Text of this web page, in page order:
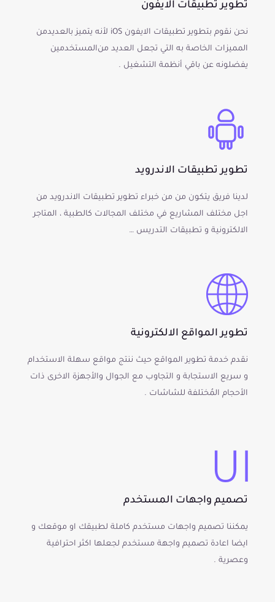
تطوير تطبيقات الايفون
نحن نقوم بتطوير تطبيقات الايفون iOS لأنه يتميز بالعديد من
المميزات الخاصة به التي تجعل العديد من المستخدمين
يفضلونه عن باقي أنظمة التشغيل .
تطوير تطبيقات الاندرويد
لدينا فريق يتكون من من خبراء تطوير تطبيقات الاندرويد من
اجل مختلف المشاريع في مختلف المجالات كالطبية ، المتاجر
الالكترونية و تطبيقات التدريس …
تطوير المواقع الالكترونية
نقدم خدمة تطوير المواقع حيث ننتج مواقع سهلة الاستخدام
و سريع الاستجابة و التجاوب مع الجوال والأجهزة الاخرى ذات
الأحجام المُختلفة للشاشات .
تصميم واجهات المستخدم
يمكننا تصميم واجهات مستخدم كاملة لطبيقك او موقعك و
ايضا اعادة تصميم واجهة مستخدم لجعلها اكثر احترافية
وعصرية .